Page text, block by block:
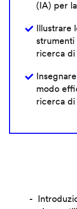
(IA) per
Illustrare
strumenti
ricerca di
modo
ricerca di